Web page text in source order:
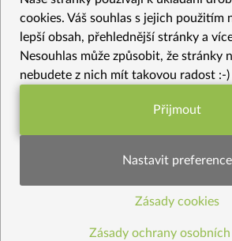
Vybrané recepty
Sladké “tvarohové” knedlíky s ovocem (bez lepku)
Kapustová polévka s mrkví a vločkami
Domácí houbové koření z bedly
Hruškové pyré s karobovou čokoládou
Quinoový salát s mangoldem do skleničky
cookies. Váš souhlas s jejich použitím
lepší obsah, přehlednější stránky a
Nesouhlas může způsobit, že stránky
nebudete z nich mít takovou radost :-)
Funkční nastavení
Statistiky pro lepší obsah
Přijmout
Nastavit preference
Zásady cookies
Zásady ochrany